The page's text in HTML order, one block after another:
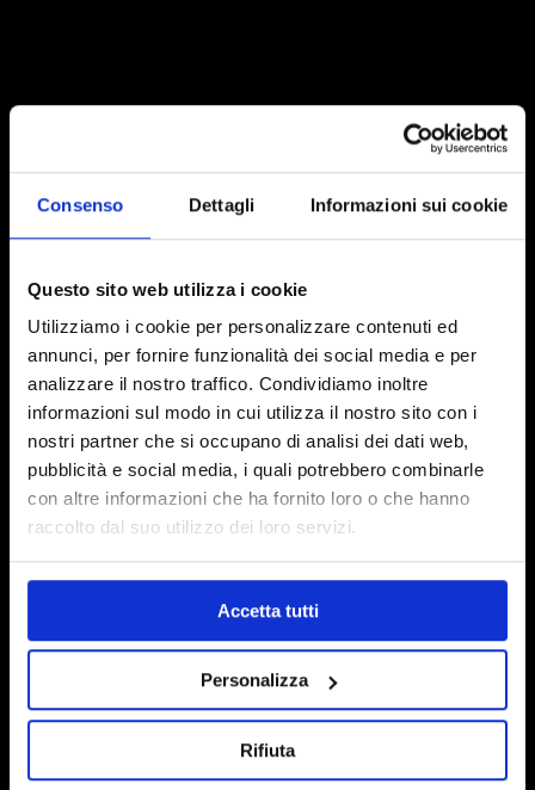
Consenso Dettagli Informazioni sui cookie
Questo sito web utilizza i cookie
Utilizziamo i cookie per personalizzare contenuti ed
annunci, per fornire funzionalità dei social media e per
analizzare il nostro traffico. Condividiamo inoltre
informazioni sul modo in cui utilizza il nostro sito con i
nostri partner che si occupano di analisi dei dati web,
pubblicità e social media, i quali potrebbero combinarle
con altre informazioni che ha fornito loro o che hanno
raccolto dal suo utilizzo dei loro servizi.
Accetta tutti
Personalizza
Rifiuta